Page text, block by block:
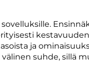
ja
suhde, sillä